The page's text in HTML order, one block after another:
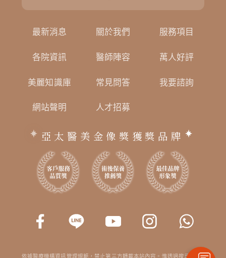
最新消息 關於我們 服務項目
各院資訊 醫師陣容 萬人好評
美麗知識庫 常見問答 我要諮詢
網站聲明 人才招募
亞太醫美金像獎獲獎品牌
依據醫療機構資訊管理規範，禁止第三方轉載本站內容。惟透過搜尋